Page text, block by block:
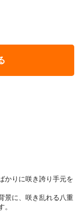
かりに咲き誇り手元を
景に、咲き乱れる八重